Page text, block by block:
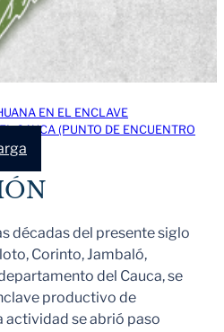
EN EL ENCLAVE
CAUCA (PUNTO DE ENCUENTRO
décadas del presente siglo
Corinto, Jambaló,
del Cauca, se
productivo de
actividad se abrió paso